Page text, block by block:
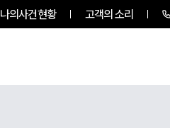
나의사건현황 고객의 소리